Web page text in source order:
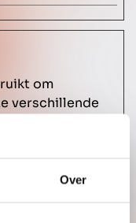
Over
om
verschillende
voor